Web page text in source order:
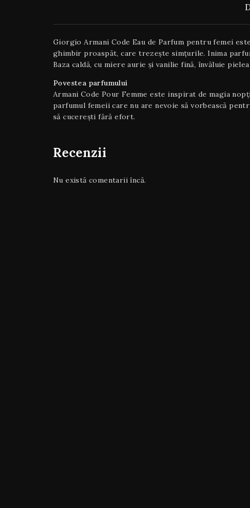
Giorgio Armani Code Eau de Parfum pentru femei
ghimbir proaspăt, care trezește simțurile. Inima
Baza caldă, cu miere aurie și vanilie fină, învăluie
Povestea parfumului
Armani Code Pour Femme este inspirat de magia
parfumul femeii care nu are nevoie să vorbească
să cucerești fără efort.
Recenzii
Nu există comentarii încă.